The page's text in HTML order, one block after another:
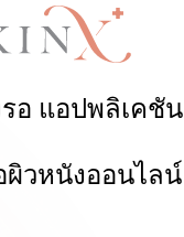
อ แอปพลิเคชัน
วหนังออนไลน์